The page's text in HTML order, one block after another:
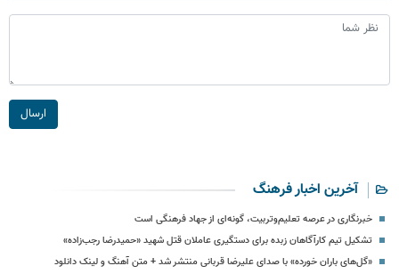
ارسال
آخرین اخبار فرهنگ
خبرنگاری در عرصه تعلیم‌وتربیت، گونه‌ای از جهاد فرهنگی است
تشکیل تیم کارآگاهان زبده برای دستگیری عاملان قتل شهید «حمیدرضا رجب‌زاده»
«گل‌های باران خورده» با صدای علیرضا قربانی منتشر شد + متن آهنگ و لینک دانلود